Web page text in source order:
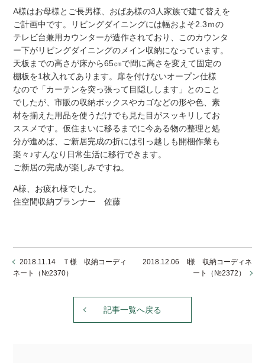
A様はお母様とご長男様、おばあ様の3人家族で建て替えを
ご計画中です。リビングダイニングには幅およそ2.3ｍの
テレビ台兼用カウンターが造作されており、このカウンタ
ー下がリビングダイニングのメイン収納になっています。
天板までの高さが床から65㎝で間に高さを変えて固定の
棚板を1枚入れてあります。扉を付けないオープン仕様
なので「カーテンを突っ張って目隠しします」とのこと
でしたが、市販の収納ボックスやカゴなどの形や色、素
材を揃えた用品を使うだけでも見た目がスッキリしてお
ススメです。仮住まいに移るまでに今ある物の整理と処
分が進めば、ご新居完成の折には引っ越しも開梱作業も
楽々♪すんなり日常生活に移行できます。
ご新居の完成が楽しみですね。
A様、お疲れ様でした。
住空間収納プランナー 佐藤
2018.11.14 Ｔ様 収納コーディ
ネート（№2370）
2018.12.06 I様 収納コーディネ
ート（№2372）
記事一覧へ戻る